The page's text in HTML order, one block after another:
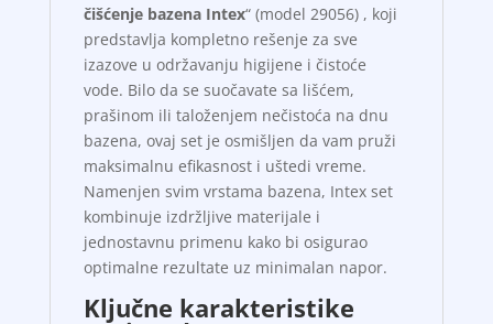
čišćenje bazena Intex“ (model 29056) , koji
predstavlja kompletno rešenje za sve
izazove u održavanju higijene i čistoće
vode. Bilo da se suočavate sa lišćem,
prašinom ili taloženjem nečistoća na dnu
bazena, ovaj set je osmišljen da vam pruži
maksimalnu efikasnost i uštedi vreme.
Namenjen svim vrstama bazena, Intex set
kombinuje izdržljive materijale i
jednostavnu primenu kako bi osigurao
optimalne rezultate uz minimalan napor.
Ključne karakteristike